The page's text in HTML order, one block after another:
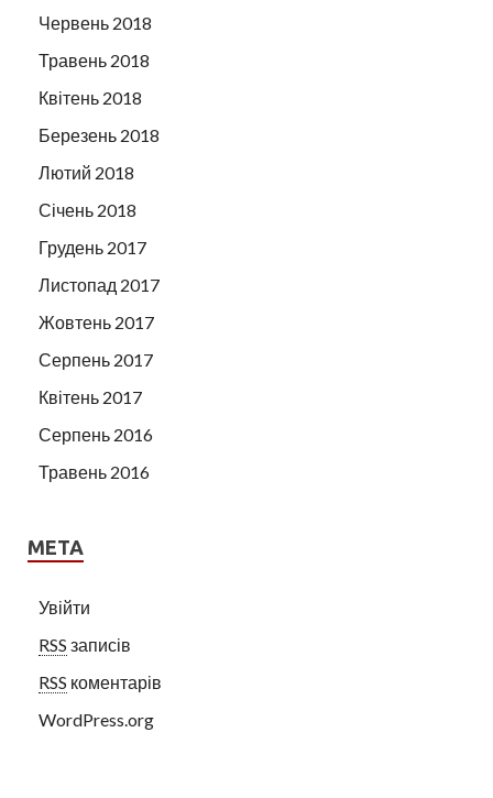
Червень 2018
Травень 2018
Квітень 2018
Березень 2018
Лютий 2018
Січень 2018
Грудень 2017
Листопад 2017
Жовтень 2017
Серпень 2017
Квітень 2017
Серпень 2016
Травень 2016
МЕТА
Увійти
RSS записів
RSS коментарів
WordPress.org